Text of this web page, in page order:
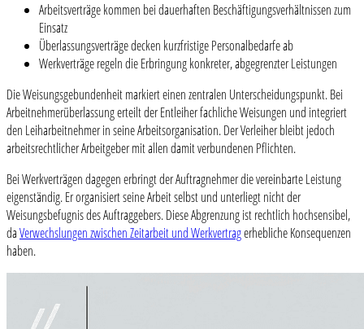
Arbeitsverträge kommen bei dauerhaften Beschäftigungsverhältnissen zum
Einsatz
Überlassungsverträge decken kurzfristige Personalbedarfe ab
Werkverträge regeln die Erbringung konkreter, abgegrenzter Leistungen
Die Weisungsgebundenheit markiert einen zentralen Unterscheidungspunkt. Bei
Arbeitnehmerüberlassung erteilt der Entleiher fachliche Weisungen und integriert
den Leiharbeitnehmer in seine Arbeitsorganisation. Der Verleiher bleibt jedoch
arbeitsrechtlicher Arbeitgeber mit allen damit verbundenen Pflichten.
Bei Werkverträgen dagegen erbringt der Auftragnehmer die vereinbarte Leistung
eigenständig. Er organisiert seine Arbeit selbst und unterliegt nicht der
Weisungsbefugnis des Auftraggebers. Diese Abgrenzung ist rechtlich hochsensibel,
daVerwechslungen zwischen Zeitarbeit und Werkvertragerhebliche Konsequenzen
haben.